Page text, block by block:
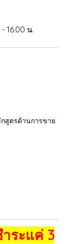
16.00 น.
สูตรด้านการขาย
ระแค่ 3